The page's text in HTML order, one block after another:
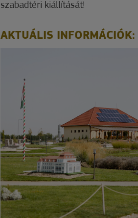
szabadtéri kiállítását!
AKTUÁLIS INFORMÁCIÓK: